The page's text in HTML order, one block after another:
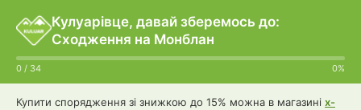
Кулуарівце, давай зберемось до:
Сходження на Монблан
0 / 34 0%
Купити спорядження зі знижкою до 15% можна в магазині x-